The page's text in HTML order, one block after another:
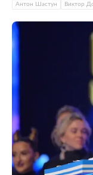
Антон Шастун Виктор